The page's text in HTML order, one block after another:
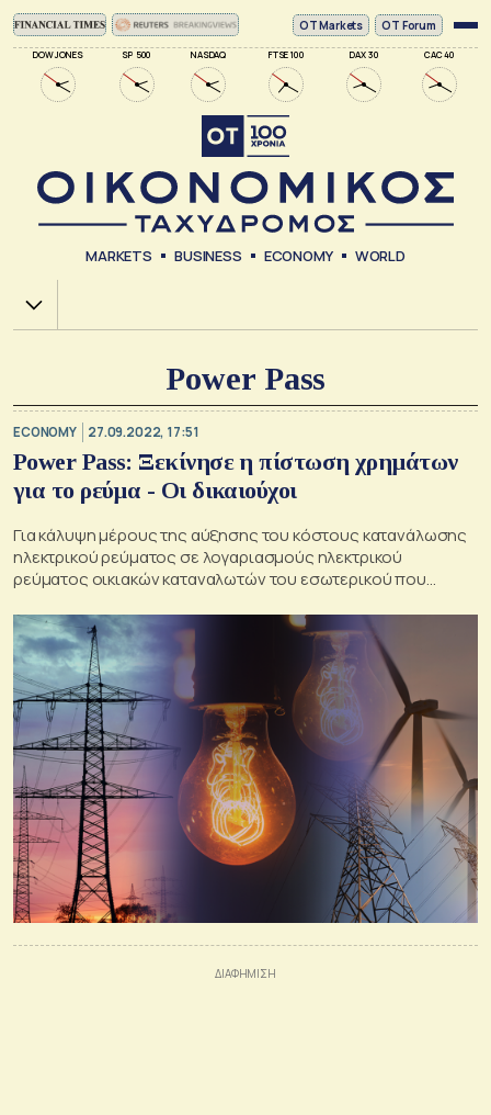
DOW JONES SP 500 NASDAQ FTSE 100 DAX 30 CAC 40
ΟΤ Markets OT Forum
MARKETS BUSINESS ECONOMY WORLD
Χ.Α.
Power Pass
ECONOMY 27.09.2022, 17:51
Power Pass: Ξεκίνησε η πίστωση χρημάτων
για το ρεύμα - Οι δικαιούχοι
Για κάλυψη μέρους της αύξησης του κόστους κατανάλωσης
ηλεκτρικού ρεύματος σε λογαριασμούς ηλεκτρικού
ρεύματος οικιακών καταναλωτών του εσωτερικού που